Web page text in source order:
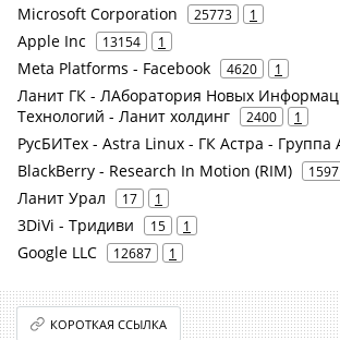
Microsoft Corporation 25773 1
Apple Inc 13154 1
Meta Platforms - Facebook 4620 1
Ланит ГК - ЛАборатория Новых
Технологий - Ланит холдинг
2400 1
РусБИТех - Astra Linux - ГК Астра - Группа
BlackBerry - Research In Motion (RIM) 1597
Ланит Урал 17 1
3DiVi - Тридиви 15 1
Google LLC 12687 1
КОРОТКАЯ ССЫЛКА